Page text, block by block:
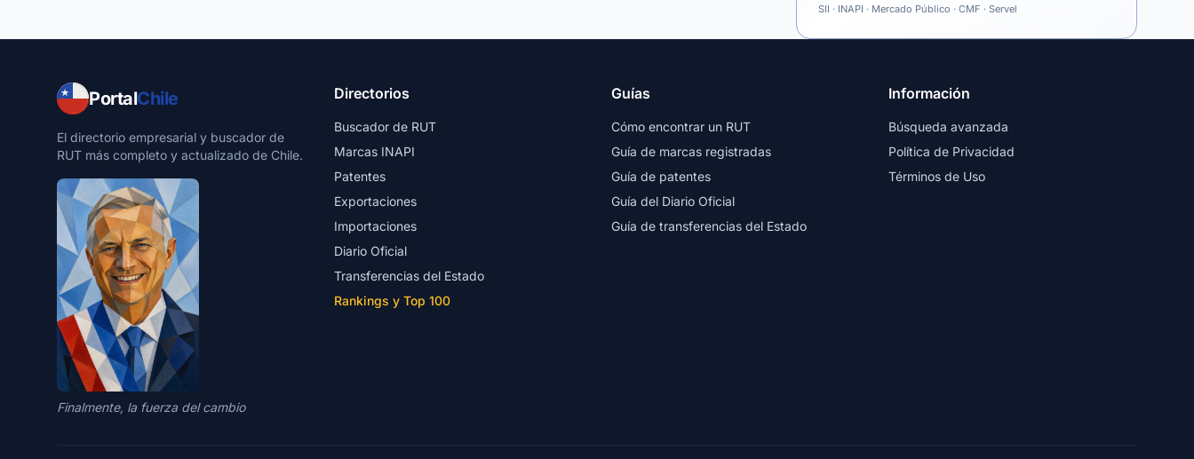
SII · INAPI · Mercado Público · CMF · Servel
PortalChile
El directorio empresarial y buscador de
RUT más completo y actualizado de Chile.
Finalmente, la fuerza del cambio
Directorios
Buscador de RUT
Marcas INAPI
Patentes
Exportaciones
Importaciones
Diario Oficial
Transferencias del Estado
Rankings y Top 100
Guías
Cómo encontrar un RUT
Guía de marcas registradas
Guía de patentes
Guía del Diario Oficial
Guía de transferencias del Estado
Información
Búsqueda avanzada
Política de Privacidad
Términos de Uso